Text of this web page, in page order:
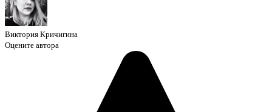
Виктория Кричигина
Оцените автора